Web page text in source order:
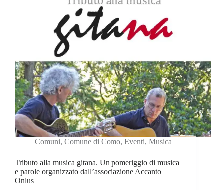
Comuni, Comune di Como, Eventi, Musica
Tributo alla musica gitana. Un pomeriggio di musica
e parole organizzato dall’associazione Accanto
Onlus